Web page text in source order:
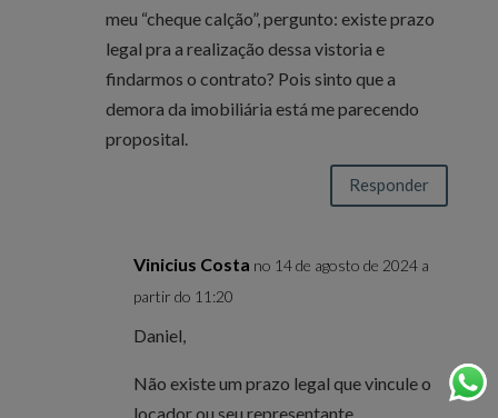
meu “cheque calção”, pergunto: existe prazo
legal pra a realização dessa vistoria e
findarmos o contrato? Pois sinto que a
demora da imobiliária está me parecendo
proposital.
Responder
Vinicius Costa no 14 de agosto de 2024 a
partir do 11:20
Daniel,
Não existe um prazo legal que vincule o
locador ou seu representante